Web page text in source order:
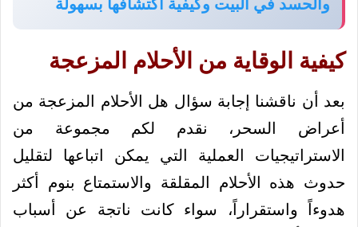
والحسد في البيت وكيفية اكتشافها بسهولة
كيفية الوقاية من الأحلام المزعجة
بعد أن ناقشنا إجابة سؤال هل الأحلام المزعجة من
أعراض السحر، نقدم لكم مجموعة من
الاستراتيجيات العملية التي يمكن اتباعها لتقليل
حدوث هذه الأحلام المقلقة والاستمتاع بنوم أكثر
هدوءاً واستقراراً، سواء كانت ناتجة عن أسباب